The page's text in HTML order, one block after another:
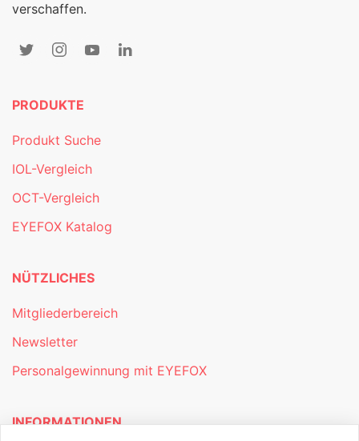
verschaffen.
PRODUKTE
Produkt Suche
IOL-Vergleich
OCT-Vergleich
EYEFOX Katalog
NÜTZLICHES
Mitgliederbereich
Newsletter
Personalgewinnung mit EYEFOX
INFORMATIONEN